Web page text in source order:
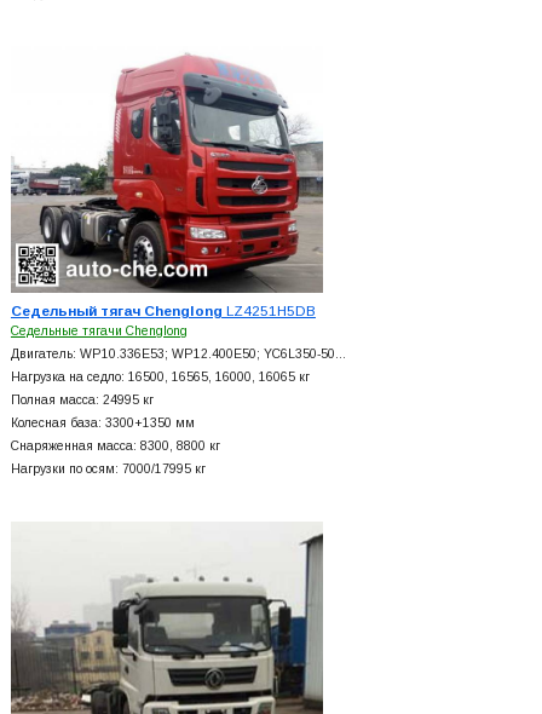
Седельный тягач Chenglong LZ4251H5DB
Седельные тягачи Chenglong
Двигатель: WP10.336E53; WP12.400E50; YC6L350-50…
Нагрузка на седло: 16500, 16565, 16000, 16065 кг
Полная масса: 24995 кг
Колесная база: 3300+1350 мм
Снаряженная масса: 8300, 8800 кг
Нагрузки по осям: 7000/17995 кг